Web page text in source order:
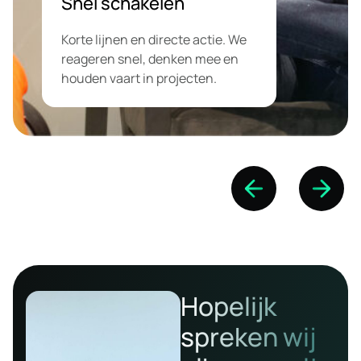
we doen, waarom we het doen en
waar je staat. Geen verrassingen
achteraf.
Hopelijk
spreken wij